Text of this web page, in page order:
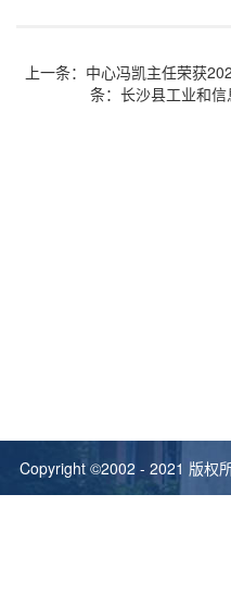
上一条： 中心冯凯主任荣获
条： 长沙县工业和
Copyright ©2002 - 2021 版权